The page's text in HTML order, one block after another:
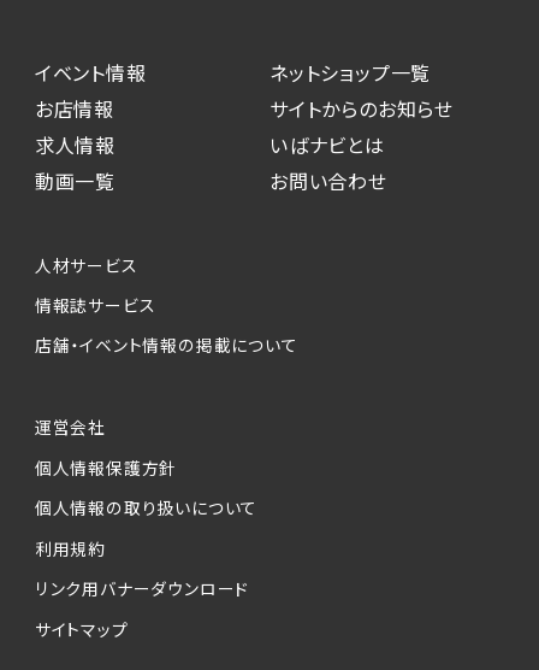
イベント情報
お店情報
求人情報
動画一覧
ネットショップ一覧
サイトからのお知らせ
いばナビとは
お問い合わせ
人材サービス
情報誌サービス
店舗・イベント情報の掲載について
運営会社
個人情報保護方針
個人情報の取り扱いについて
利用規約
リンク用バナーダウンロード
サイトマップ